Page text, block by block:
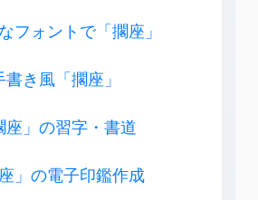
フォントで「擱座」
書き風「擱座」
座」の習字・書道
座」の電子印鑑作成